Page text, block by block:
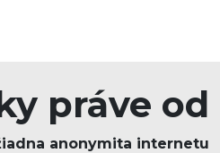
práve od
anonymita internetu